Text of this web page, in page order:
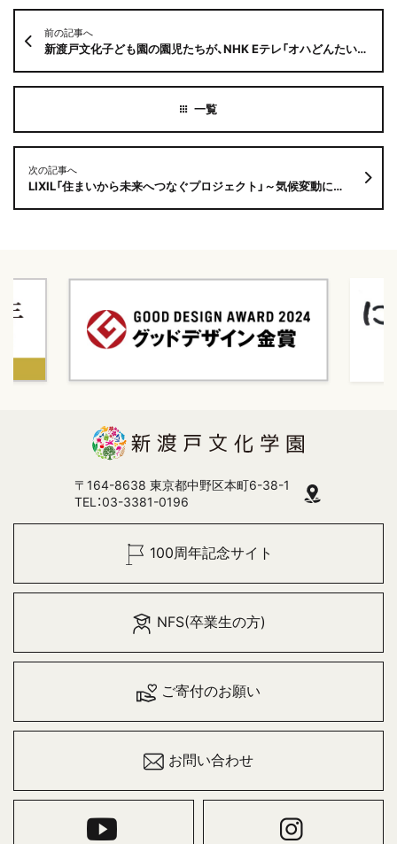
前の記事へ
新渡戸文化子ども園の園児たちが、NHK Eテレ「オハどんたいそう」に参加します！
次の記事へ
LIXIL「住まいから未来へつなぐプロジェクト」～気候変動について子どもたちが考えたこと 新渡戸文化高等学校の生徒が参加しています！
〒164-8638 東京都中野区本町6-38-1
TEL：03-3381-0196
100周年記念サイト
NFS(卒業生の方)
ご寄付のお願い
お問い合わせ